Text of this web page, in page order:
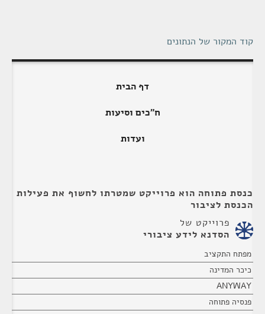
קוד המקור של הנתונים
דף הבית
ח"כים וסיעות
ועדות
כנסת פתוחה הוא פרוייקט שמטרתו לחשוף את פעילות
הכנסת לציבור
פרוייקט של
הסדנא לידע ציבורי
מפתח התקציב
כיכר המדינה
ANYWAY
פנסיה פתוחה